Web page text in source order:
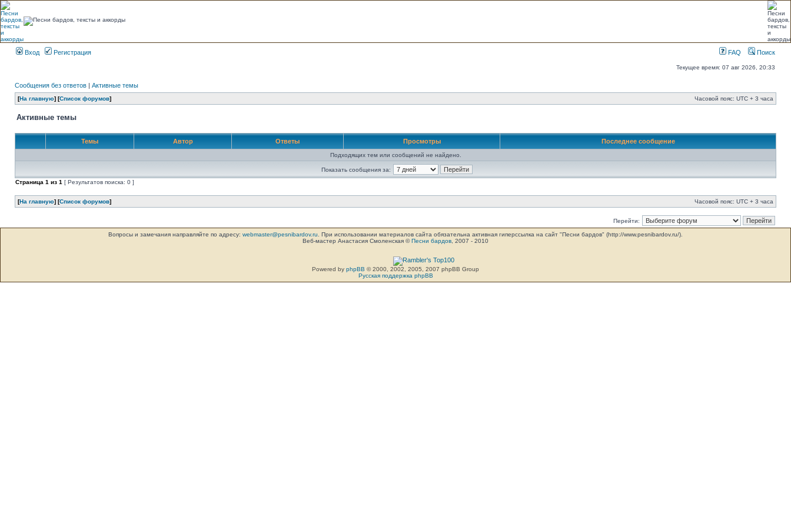
Вход Регистрация FAQ Поиск
Текущее время: 07 авг 2026, 20:33
Сообщения без ответов | Активные темы
[На главную] [Список форумов] Часовой пояс: UTC + 3 часа
Активные темы
Темы Автор Ответы Просмотры Последнее сообщение
Подходящих тем или сообщений не найдено.
Показать сообщения за:
Страница 1 из 1 [ Результатов поиска: 0 ]
[На главную] [Список форумов] Часовой пояс: UTC + 3 часа
Перейти:
Вопросы и замечания направляйте по адресу: webmaster@pesnibardov.ru . При использовании материалов сайта обязательна активная гиперссылка на сайт "Песни бардов" (http://www.pesnibardov.ru/).
Веб-мастер Анастасия Смоленская ©Песни бардов , 2007 - 2010
Powered by phpBB © 2000, 2002, 2005, 2007 phpBB Group
Русская поддержка phpBB